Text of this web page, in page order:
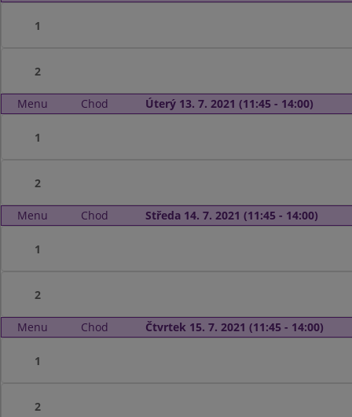
1
2
Menu Chod Úterý 13. 7. 2021 (11:45 - 14:00)
1
2
Menu Chod Středa 14. 7. 2021 (11:45 - 14:00)
1
2
Menu Chod Čtvrtek 15. 7. 2021 (11:45 - 14:00)
1
2